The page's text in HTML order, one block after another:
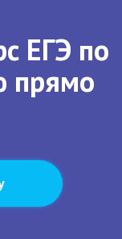
ЕГЭ по
прямо